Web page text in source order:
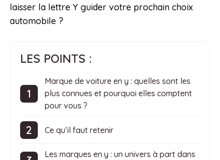
laisser la lettre Y guider votre prochain choix
automobile ?
LES POINTS :
Marque de voiture en y : quelles sont les
plus connues et pourquoi elles comptent
pour vous ?
Ce qu’il faut retenir
Les marques en y : un univers à part dans